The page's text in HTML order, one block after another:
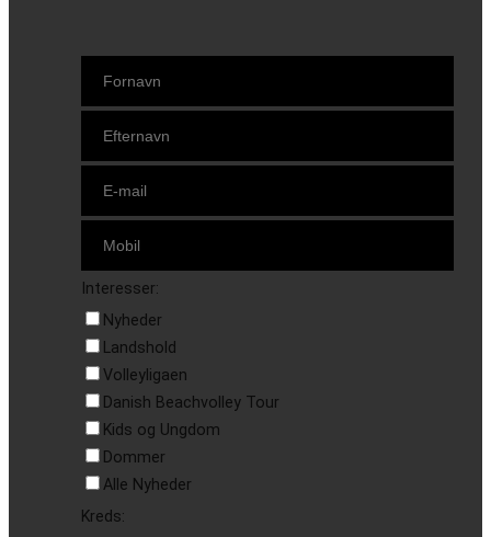
Interesser:
Nyheder
Landshold
Volleyligaen
Danish Beachvolley Tour
Kids og Ungdom
Dommer
Alle Nyheder
Kreds: